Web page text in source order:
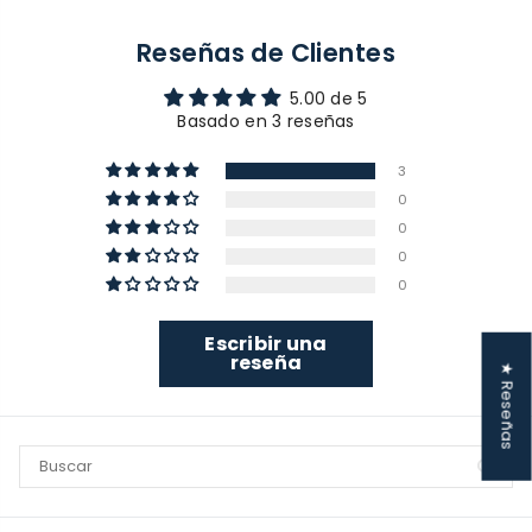
Reseñas de Clientes
5.00 de 5
Basado en 3 reseñas
3
0
0
0
0
Escribir una
reseña ★ Reseñas